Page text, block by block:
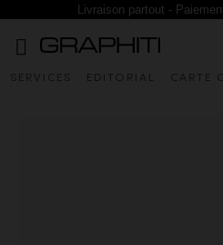
Livraison partout -
SERVICES EDITORIAL CARTE